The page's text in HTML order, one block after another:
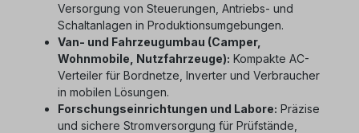
Versorgung von Steuerungen, Antriebs- und
Schaltanlagen in Produktionsumgebungen.
Van- und Fahrzeugumbau (Camper,
Wohnmobile, Nutzfahrzeuge): Kompakte AC-
Verteiler für Bordnetze, Inverter und Verbraucher
in mobilen Lösungen.
Forschungseinrichtungen und Labore: Präzise
und sichere Stromversorgung für Prüfstände,